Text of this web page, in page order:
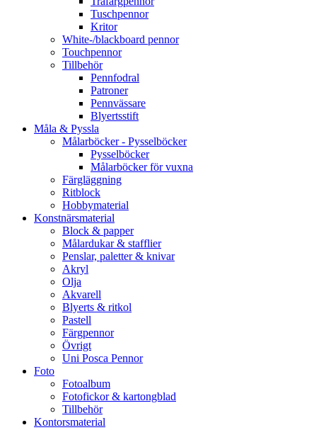
Tuschpennor
Kritor
White-/blackboard pennor
Touchpennor
Tillbehör
Pennfodral
Patroner
Pennvässare
Blyertsstift
Måla & Pyssla
Målarböcker - Pysselböcker
Pysselböcker
Målarböcker för vuxna
Färgläggning
Ritblock
Hobbymaterial
Konstnärsmaterial
Block & papper
Målardukar & stafflier
Penslar, paletter & knivar
Akryl
Olja
Akvarell
Blyerts & ritkol
Pastell
Färgpennor
Övrigt
Uni Posca Pennor
Foto
Fotoalbum
Fotofickor & kartongblad
Tillbehör
Kontorsmaterial